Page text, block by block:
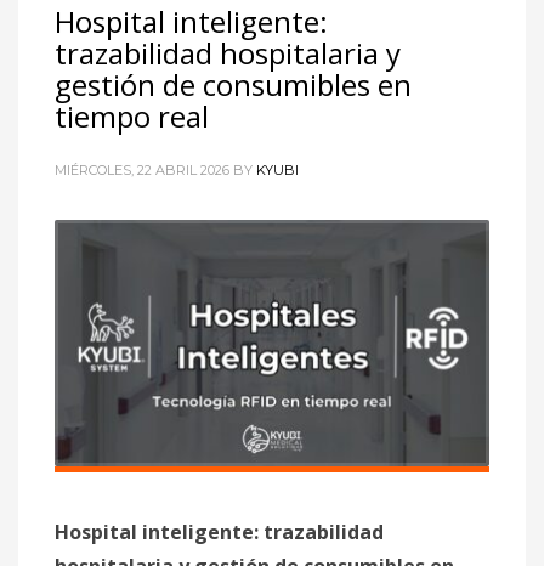
Hospital inteligente:
trazabilidad hospitalaria y
gestión de consumibles en
tiempo real
MIÉRCOLES, 22 ABRIL 2026 BY KYUBI
Hospital inteligente: trazabilidad